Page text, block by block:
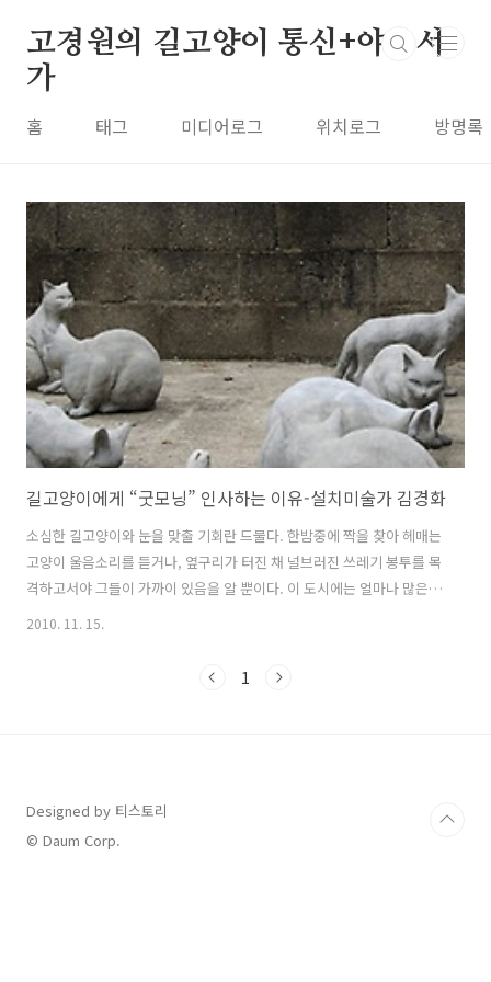
고경원의 길고양이 통신+야옹서
가
홈 태그 미디어로그 위치로그 방명록
길고양이에게 “굿모닝” 인사하는 이유-설치미술가 김경화
소심한 길고양이와 눈을 맞출 기회란 드물다. 한밤중에 짝을 찾아 헤매는
고양이 울음소리를 듣거나, 옆구리가 터진 채 널브러진 쓰레기 봉투를 목
격하고서야 그들이 가까이 있음을 알 뿐이다. 이 도시에는 얼마나 많은
길고양이가 살고 있을까? 인간을 피해 숨던 길고양이들이 일제히 거리로
대규모 설치작업으로 구현해낸다. 전시장 바닥에 머무는 것만으론 성이
2010. 11. 15.
1
Designed by 티스토리
© Daum Corp.